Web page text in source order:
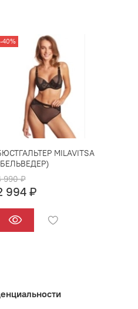
-40%
MILAVITSA
990 ₽
994 ₽